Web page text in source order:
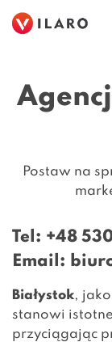
do
Postaw na
Tel: +48
Email:
Białystok,
stanowi
przyciągając